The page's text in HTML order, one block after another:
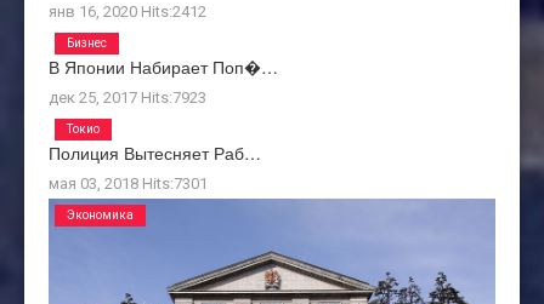
янв 16, 2020 Hits:2412
В Японии Набирает Поп�…
дек 25, 2017 Hits:7923
Бизнес
Полиция Вытесняет Раб…
мая 03, 2018 Hits:7301
Токио
Экономика